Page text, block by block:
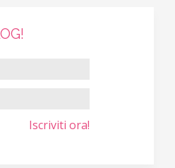
Iscriviti ora!